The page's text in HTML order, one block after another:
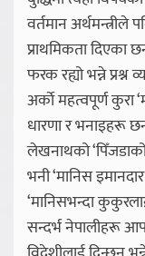
वर्तमान
प्राथमिकता
फरक रह्यो भन्ने प्रश्न
अर्काे महत्वपूर्ण कुरा
धारणा र भनाइहरू
लेखनाथको
भनी ‘मानिस
‘मानिसभन्दा
सन्दर्भ नेपालीहरू